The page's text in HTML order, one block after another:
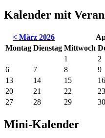
Kalender mit
< März 2026
Montag Dienstag Mittwoch
1
2
6
7 8 9
13
14 15 16
20
21 22 23
27
28 29 30
Mini-Kalender